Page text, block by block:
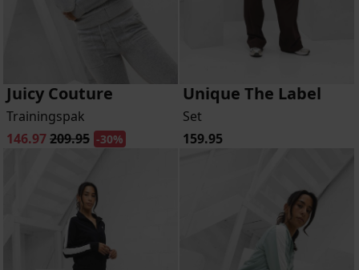
Juicy Couture
Trainingspak
146.97209.95 -30%
Unique The Label
Set
159.95